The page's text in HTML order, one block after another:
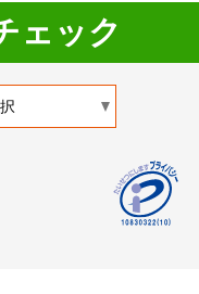
ェック